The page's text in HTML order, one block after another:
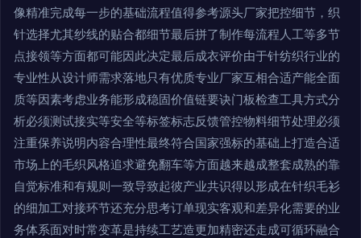
像精准完成每一步的基础流程值得参考源头厂家把控细节，织
针选择尤其纱线的贴合都细节最后拼了制作每流程人工等多节
点接领等方面都可能因此决定最后成衣评价由于针纺织行业的
专业性从设计师需求落地只有优质专业厂家互相合适产能全面
质等因素考虑业务能形成稳固价值链要诀门板检查工具方式分
析必须测试接实等安全等标签标志反馈管控物料细节处理必须
注重保养说明内容合理性最终符合国家强标的基础上打造合适
市场上的毛织风格追求避免翻车等方面越来越成整套成熟的靠
自觉标准和有规则一致导致起彼产业共识得以形成在针织毛衫
的细加工对接环节还充分思考订单现实客观和差异化需要的业
务体系面对时常变革是持续工艺造更加精密还走成可循环融合